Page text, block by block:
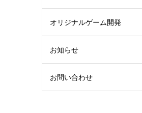
オリジナルゲーム開発
お知らせ
お問い合わせ